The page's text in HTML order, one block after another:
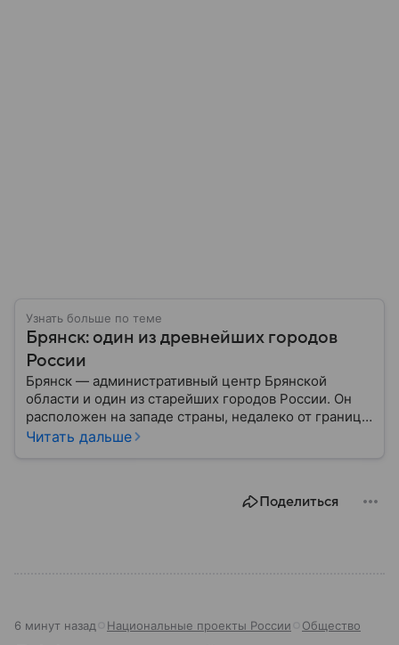
Узнать больше по теме
Брянск: один из древнейших городов
России
Брянск — административный центр Брянской
области и один из старейших городов России. Он
расположен на западе страны, недалеко от границ с
Белоруссией и Украиной, и известен своей
Читать дальше
Поделиться
6 минут назад Национальные проекты России Общество